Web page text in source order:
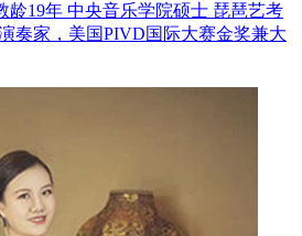
龄19年 中央音乐学院硕士 琵琶艺考
奏家，美国PIVD国际大赛金奖兼大